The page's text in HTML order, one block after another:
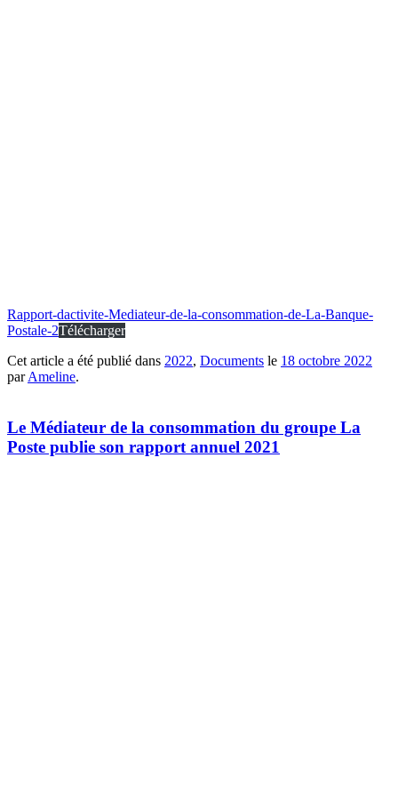
Rapport-dactivite-Mediateur-de-la-consommation-de-La-Banque-
Postale-2Télécharger
Cet article a été publié dans 2022, Documents le 18 octobre 2022
parAmeline.
Le Médiateur de la consommation du groupe La
Poste publie son rapport annuel 2021